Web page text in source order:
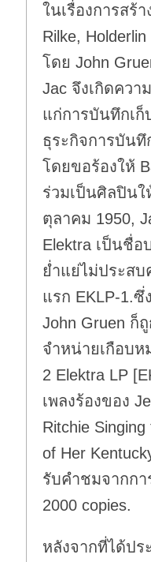
ในเรื่องการสร้
Rilke,
โดย John
Jac จึงเกิดคว
แก่การบันทึกเก็
ธุระกิจการบันทึ
โดยขอร้องให้
ร่วมเป็นศิลปิน
ตุลาคม 1950,
Elektra เป็นชื่อ
ย่ำแย่ไม่ประสบ
แรก EKLP-1.ซึ่
John Gruen ก็
จำหน่ายเกือบ
2 Elektra LP
เพลงร้องของ
Ritchie
of Her
รับคำชมจากก
2000 copies.
หลังจากที่ได้ปร